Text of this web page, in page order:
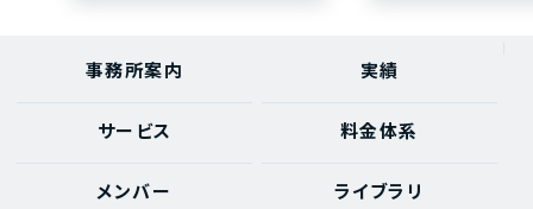
事務所案内 実績
サービス 料金体系
メンバー ライブラリ